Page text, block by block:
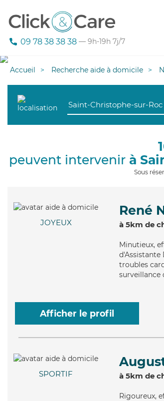
09 78 38 38 38 — 9h-19h 7j/7
Accueil Recherche aide à domicile
peuvent intervenir à
Sous
JOYEUX
René
à 5km de
Minutieux,
d'Assistante
troubles
surveillance
Afficher le profil
SPORTIF à 5km de
Rigoureux,